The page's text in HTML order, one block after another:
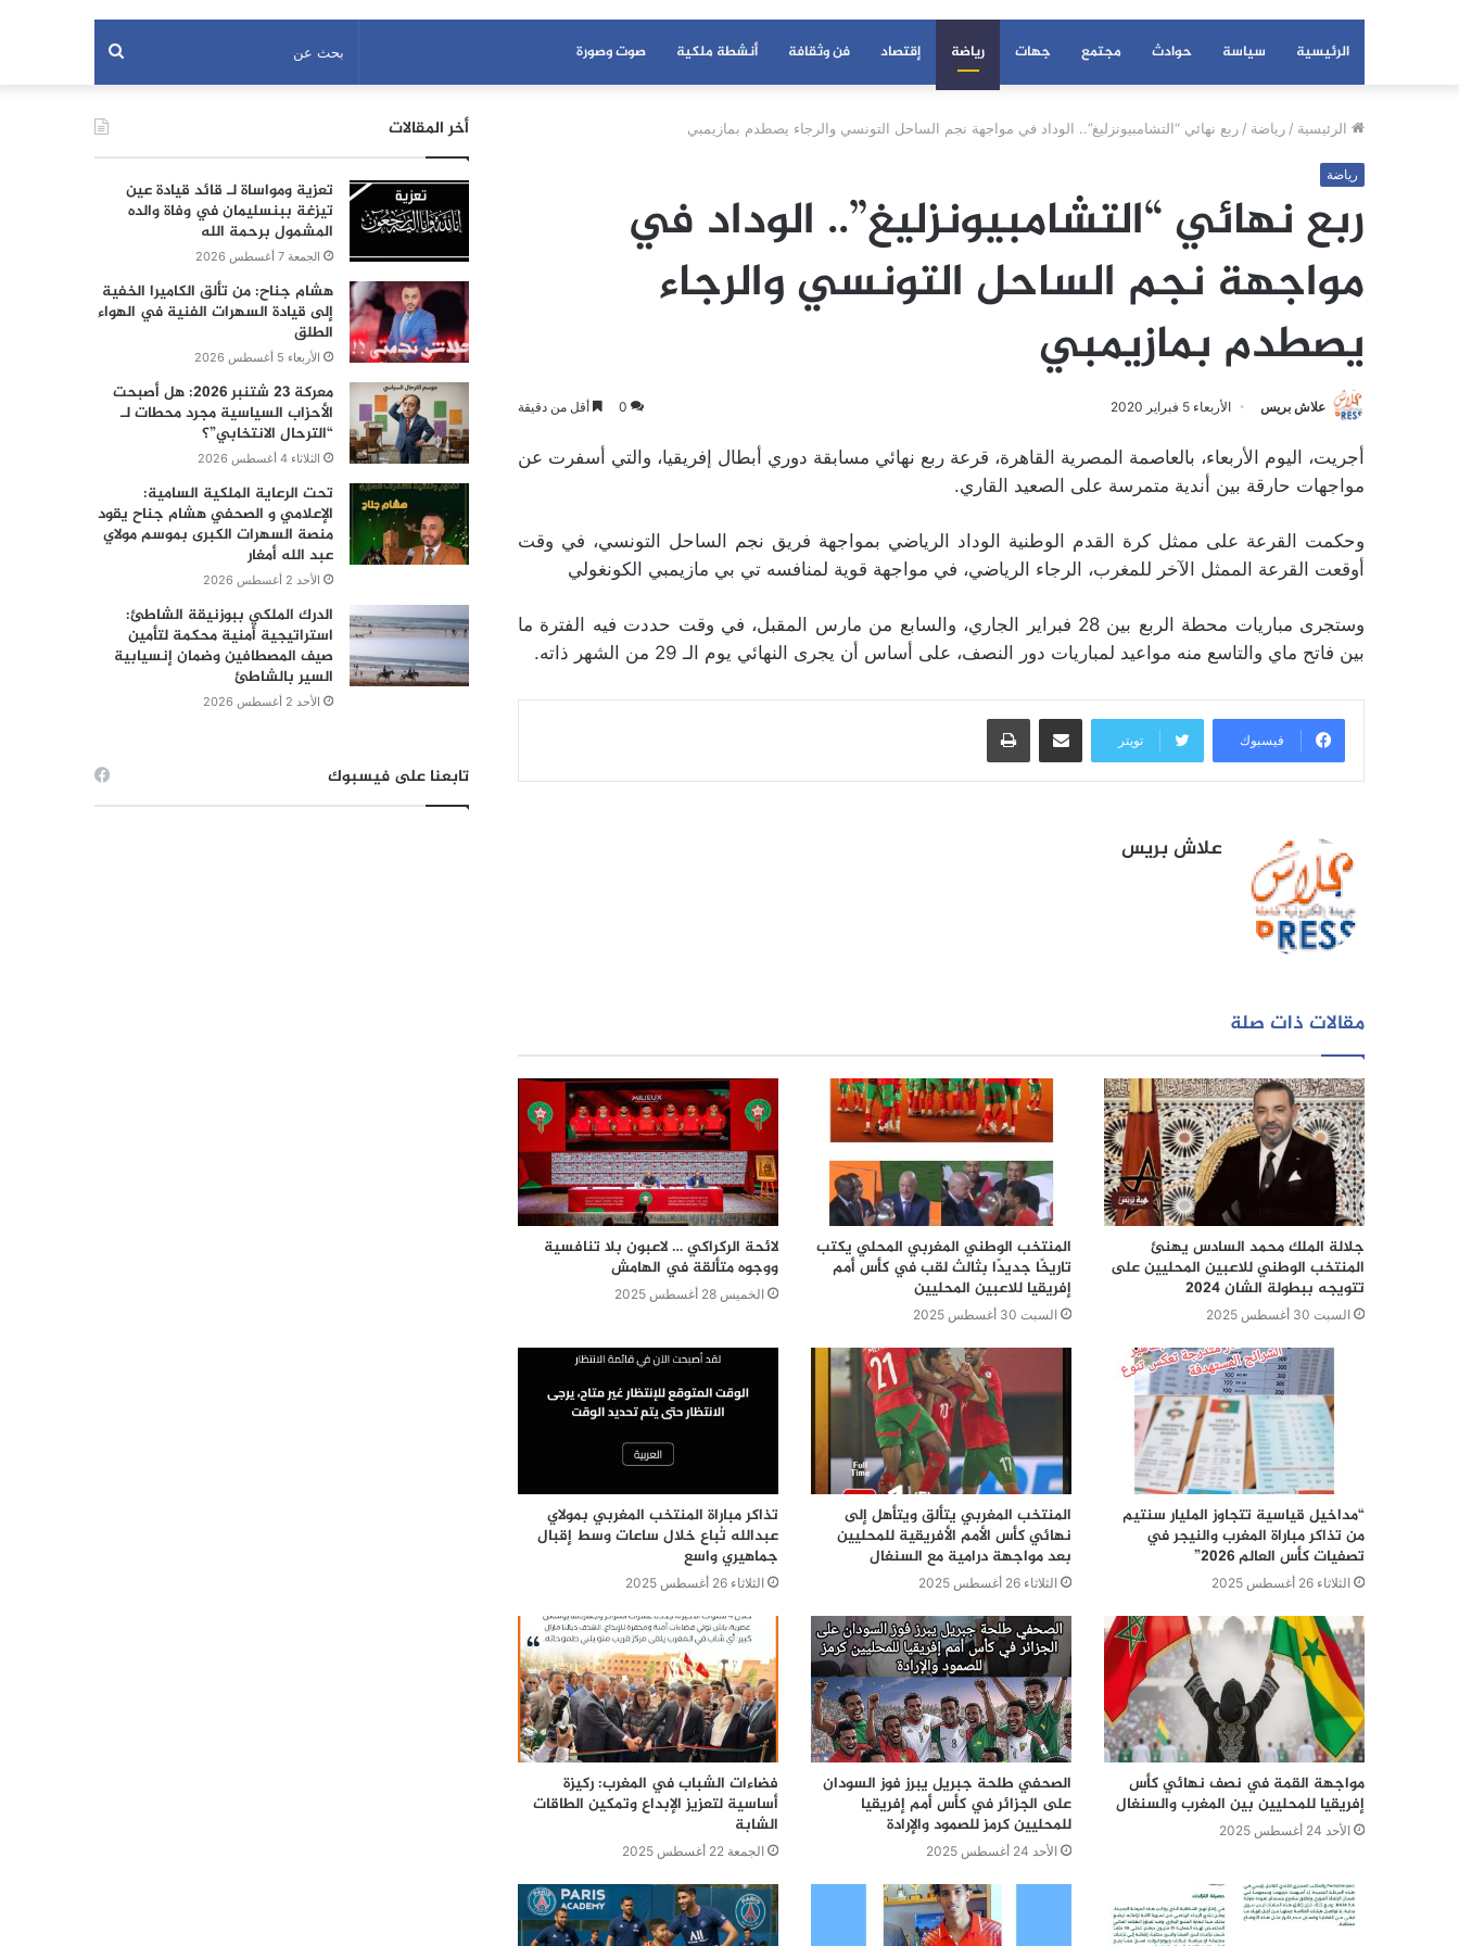
الرئيسية سياسة حوادث مجتمع جهات رياضة إقتصاد فن وثقافة أنشطة ملكية صوت وصورة بحث
عن
الرئيسية / رياضة / ربع نهائي “التشامبيونزليغ”.. الوداد في مواجهة نجم الساحل التونسي والرجاء يصطدم بمازيمبي
رياضة
ربع نهائي “التشامبيونزليغ”.. الوداد في
مواجهة نجم الساحل التونسي والرجاء
يصطدم بمازيمبي
علاش بريس الأربعاء 5 فبراير 2020 0 أقل من دقيقة
أجريت، اليوم الأربعاء، بالعاصمة المصرية القاهرة، قرعة ربع نهائي مسابقة دوري أبطال إفريقيا، والتي أسفرت عن
مواجهات حارقة بين أندية متمرسة على الصعيد القاري.
وحكمت القرعة على ممثل كرة القدم الوطنية الوداد الرياضي بمواجهة فريق نجم الساحل التونسي، في وقت
أوقعت القرعة الممثل الآخر للمغرب، الرجاء الرياضي، في مواجهة قوية لمنافسه تي بي مازيمبي الكونغولي
وستجرى مباريات محطة الربع بين 28 فبراير الجاري، والسابع من مارس المقبل، في وقت حددت فيه الفترة ما
بين فاتح ماي والتاسع منه مواعيد لمباريات دور النصف، على أساس أن يجرى النهائي يوم الـ 29 من الشهر ذاته.
فيسبوك تويتر
مشاركة عبر البريد طباعة
علاش بريس
مقالات ذات صلة
جلالة الملك محمد السادس يهنئ
المنتخب الوطني للاعبين المحليين على
تتويجه ببطولة الشان 2024
السبت 30 أغسطس 2025
المنتخب الوطني المغربي المحلي يكتب
تاريخًا جديدًا بثالث لقب في كأس أمم
إفريقيا للاعبين المحليين
السبت 30 أغسطس 2025
لائحة الركراكي … لاعبون بلا تنافسية
ووجوه متألقة في الهامش
الخميس 28 أغسطس 2025
“مداخيل قياسية تتجاوز المليار سنتيم
من تذاكر مباراة المغرب والنيجر في
تصفيات كأس العالم 2026”
الثلاثاء 26 أغسطس 2025
المنتخب المغربي يتألق ويتأهل إلى
نهائي كأس الأمم الأفريقية للمحليين
بعد مواجهة درامية مع السنغال
الثلاثاء 26 أغسطس 2025
تذاكر مباراة المنتخب المغربي بمولاي
عبدالله تُباع خلال ساعات وسط إقبال
جماهيري واسع
الثلاثاء 26 أغسطس 2025
مواجهة القمة في نصف نهائي كأس
إفريقيا للمحليين بين المغرب والسنغال
الأحد 24 أغسطس 2025
الصحفي طلحة جبريل يبرز فوز السودان
على الجزائر في كأس أمم إفريقيا
للمحليين كرمز للصمود والإرادة
الأحد 24 أغسطس 2025
فضاءات الشباب في المغرب: ركيزة
أساسية لتعزيز الإبداع وتمكين الطاقات
الشابة
الجمعة 22 أغسطس 2025
أخر المقالات
تعزية ومواساة لـ قائد قيادة عين
تيزغة ببنسليمان في وفاة والده
المشمول برحمة الله
الجمعة 7 أغسطس 2026
هشام جناح: من تألق الكاميرا الخفية
إلى قيادة السهرات الفنية في الهواء
الطلق
الأربعاء 5 أغسطس 2026
معركة 23 شتنبر 2026: هل أصبحت
الأحزاب السياسية مجرد محطات لـ
“الترحال الانتخابي”؟
الثلاثاء 4 أغسطس 2026
تحت الرعاية الملكية السامية:
الإعلامي و الصحفي هشام جناح يقود
منصة السهرات الكبرى بموسم مولاي
عبد الله أمغار
الأحد 2 أغسطس 2026
الدرك الملكي ببوزنيقة الشاطئ:
استراتيجية أمنية محكمة لتأمين
صيف المصطافين وضمان إنسيابية
السير بالشاطئ
الأحد 2 أغسطس 2026
تابعنا على فيسبوك